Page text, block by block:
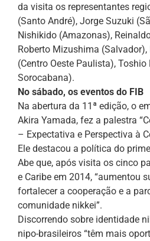
da visita os representantes
(Santo André), Jorge Suzuki
Nishikido (Amazonas),
Roberto Mizushima (Salvador),
(Centro Oeste Paulista), Toshio
Sorocabana).
No sábado, os eventos do FIB
Na abertura da 11ª edição, o
Akira Yamada, fez a palestra
– Expectativa e Perspectiva à
Ele destacou a política do
Abe que, após visita os cinco
e Caribe em 2014, “aumentou
fortalecer a cooperação e a
comunidade nikkei”.
Discorrendo sobre identidade
nipo-brasileiros “têm mais